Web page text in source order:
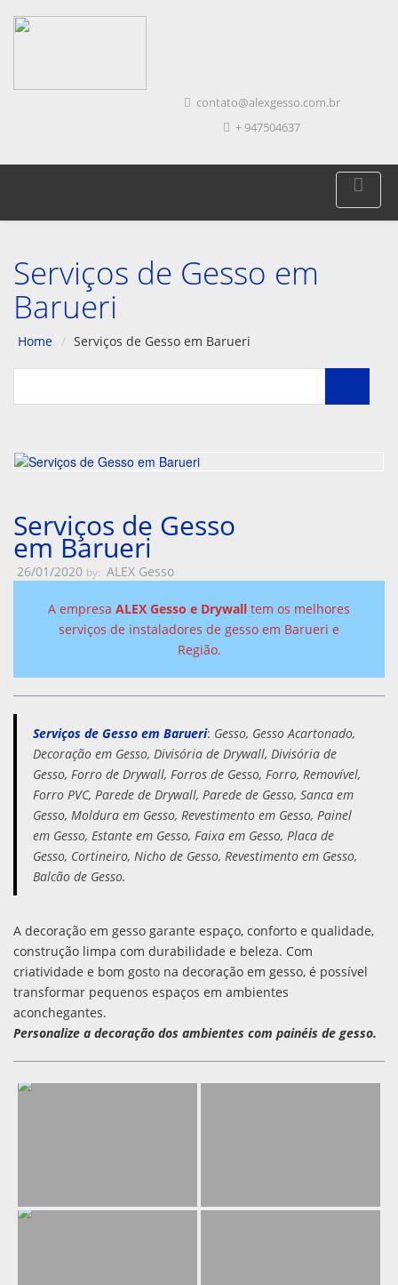
contato@alexgesso.com.br
+ 947504637
Serviços de Gesso em
Barueri
Home Serviços de Gesso em Barueri
Serviços de Gesso
em Barueri
26/01/2020 by: ALEX Gesso
A empresa ALEX Gesso e Drywall tem os melhores
serviços de instaladores de gesso em Barueri e
Região.
Serviços de Gesso em Barueri: Gesso, Gesso Acartonado,
Decoração em Gesso, Divisória de Drywall, Divisória de
Gesso, Forro de Drywall, Forros de Gesso, Forro, Removível,
Forro PVC, Parede de Drywall, Parede de Gesso, Sanca em
Gesso, Moldura em Gesso, Revestimento em Gesso, Painel
em Gesso, Estante em Gesso, Faixa em Gesso, Placa de
Gesso, Cortineiro, Nicho de Gesso, Revestimento em Gesso,
Balcão de Gesso.
A decoração em gesso garante espaço, conforto e qualidade,
construção limpa com durabilidade e beleza. Com
criatividade e bom gosto na decoração em gesso, é possível
transformar pequenos espaços em ambientes
aconchegantes.
Personalize a decoração dos ambientes com painéis de gesso.